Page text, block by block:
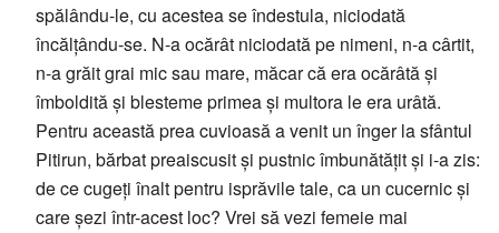
spălându-le, cu acestea se îndestula, niciodată
încălțându-se. N-a ocărât niciodată pe nimeni, n-a cârtit,
n-a grăit grai mic sau mare, măcar că era ocărâtă și
îmboldită și blesteme primea și multora le era urâtă.
Pentru această prea cuvioasă a venit un înger la sfântul
Pitirun, bărbat preaiscusit și pustnic îmbunătățit și i-a zis:
de ce cugeți înalt pentru isprăvile tale, ca un cucernic și
care șezi într-acest loc? Vrei să vezi femeie mai